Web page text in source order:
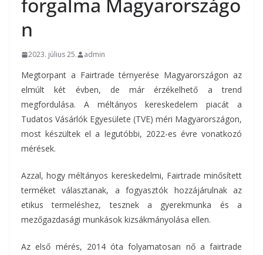
n
2023. július 25. admin
Megtorpant a Fairtrade térnyerése Magyarországon az
elmúlt két évben, de már érzékelhető a trend
megfordulása. A méltányos kereskedelem piacát a
Tudatos Vásárlók Egyesülete (TVE) méri Magyarországon,
most készültek el a legutóbbi, 2022-es évre vonatkozó
mérések.
Azzal, hogy méltányos kereskedelmi, Fairtrade minősített
terméket választanak, a fogyasztók hozzájárulnak az
etikus termeléshez, tesznek a gyerekmunka és a
mezőgazdasági munkások kizsákmányolása ellen.
Az első mérés, 2014 óta folyamatosan nő a fairtrade